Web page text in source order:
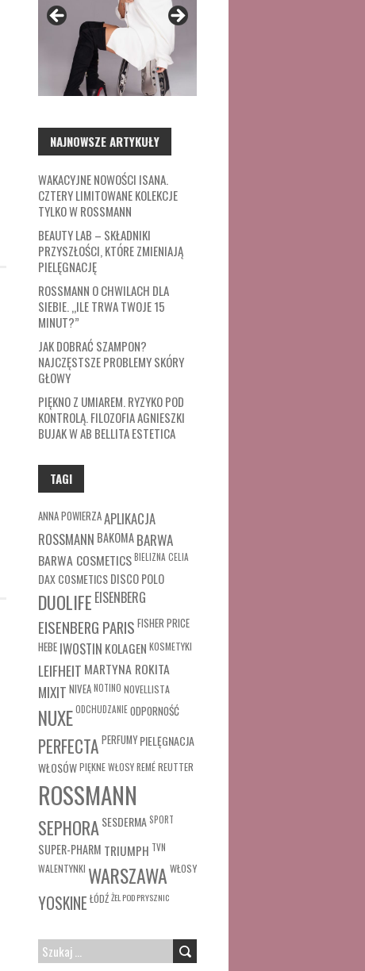
NAJNOWSZE ARTYKUŁY
WAKACYJNE NOWOŚCI ISANA.
CZTERY LIMITOWANE KOLEKCJE
TYLKO W ROSSMANN
BEAUTY LAB – SKŁADNIKI
PRZYSZŁOŚCI, KTÓRE ZMIENIAJĄ
PIELĘGNACJĘ
ROSSMANN O CHWILACH DLA
SIEBIE. „ILE TRWA TWOJE 15
MINUT?”
JAK DOBRAĆ SZAMPON?
NAJCZĘSTSZE PROBLEMY SKÓRY
GŁOWY
PIĘKNO Z UMIAREM. RYZYKO POD
KONTROLĄ. FILOZOFIA AGNIESZKI
BUJAK W AB BELLITA ESTETICA
TAGI
ANNA POWIERZAAPLIKACJA
ROSSMANN BAKOMABARWA
BARWA COSMETICSBIELIZNA CELIA
DAX COSMETICSDISCO POLO
DUOLIFE EISENBERG
EISENBERG PARIS FISHER PRICE
HEBE IWOSTIN KOLAGEN KOSMETYKI
LEIFHEIT MARTYNA ROKITA
MIXIT NIVEANOTINO NOVELLISTA
NUXEODCHUDZANIEODPORNOŚĆ
PERFECTA PERFUMY PIELĘGNACJA
WŁOSÓWPIĘKNE WŁOSYREMÉREUTTER
ROSSMANN
SEPHORASESDERMA SPORT
SUPER-PHARM TRIUMPH TVN
WALENTYNKI WARSZAWA WŁOSY
YOSKINE ŁÓDŹŻEL POD PRYSZNIC
SZUKAJ: